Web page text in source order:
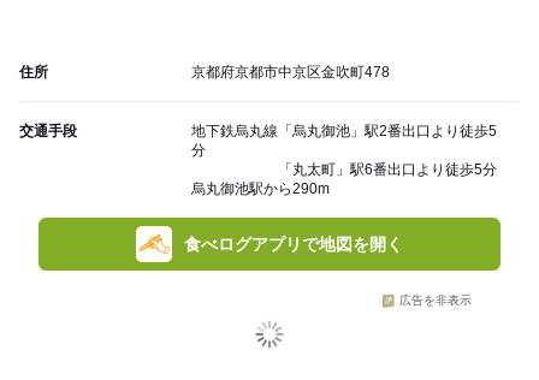
住所 京都府京都市中京区金吹町478
交通手段
地下鉄烏丸線「烏丸御池」駅2番出口より徒歩5
分
「丸太町」駅6番出口より徒歩5分
烏丸御池駅から290m
食べログアプリで地図を開く
広告を非表示